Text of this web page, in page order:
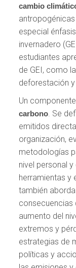
cambio
especial
invernadero
estudiantes
de GEI, como
deforestación y
Un
carbono . Se
emitidos
organización,
metodologías
nivel personal
herramientas y
también
aumento del
extremos y
estrategias de
políticas y